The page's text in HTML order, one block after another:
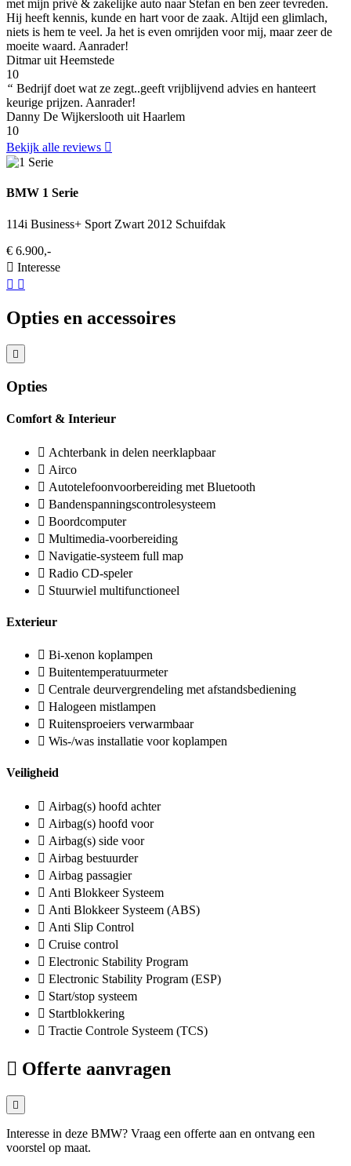
met mijn privé & zakelijke auto naar Stefan en ben zeer tevreden.
Hij heeft kennis, kunde en hart voor de zaak. Altijd een glimlach,
niets is hem te veel. Ja het is even omrijden voor mij, maar zeer de
moeite waard. Aanrader!
Ditmar uit Heemstede
10
“ Bedrijf doet wat ze zegt..geeft vrijblijvend advies en hanteert
keurige prijzen. Aanrader!
Danny De Wijkerslooth uit Haarlem
10
Bekijk alle reviews
BMW 1 Serie
114i Business+ Sport Zwart 2012 Schuifdak
€ 6.900,-
Interesse
Opties en accessoires
Opties
Comfort & Interieur
Achterbank in delen neerklapbaar
Airco
Autotelefoonvoorbereiding met Bluetooth
Bandenspanningscontrolesysteem
Boordcomputer
Multimedia-voorbereiding
Navigatie-systeem full map
Radio CD-speler
Stuurwiel multifunctioneel
Exterieur
Bi-xenon koplampen
Buitentemperatuurmeter
Centrale deurvergrendeling met afstandsbediening
Halogeen mistlampen
Ruitensproeiers verwarmbaar
Wis-/was installatie voor koplampen
Veiligheid
Airbag(s) hoofd achter
Airbag(s) hoofd voor
Airbag(s) side voor
Airbag bestuurder
Airbag passagier
Anti Blokkeer Systeem
Anti Blokkeer Systeem (ABS)
Anti Slip Control
Cruise control
Electronic Stability Program
Electronic Stability Program (ESP)
Start/stop systeem
Startblokkering
Tractie Controle Systeem (TCS)
Offerte aanvragen
Interesse in deze BMW? Vraag een offerte aan en ontvang een
voorstel op maat.